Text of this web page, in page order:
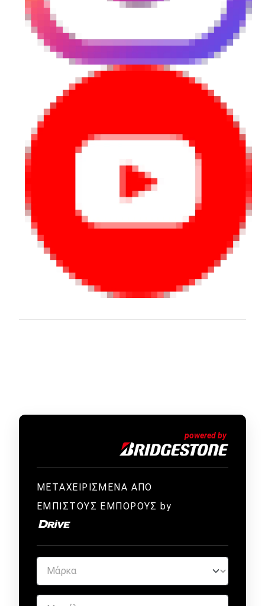
ΜΕΤΑΧΕΙΡΙΣΜΕΝΑ ΑΠΟ
ΕΜΠΙΣΤΟΥΣ ΕΜΠΟΡΟΥΣ by